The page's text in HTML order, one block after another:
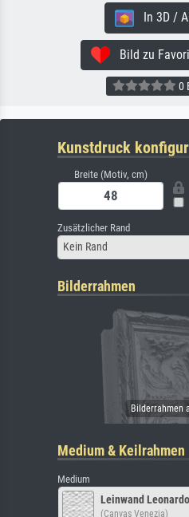
In 3D /
Bild zu
0
Kunstdruck
Breite (Motiv, cm)
Zusätzlicher Rand
Kein Rand
Bilderrahmen
Medium & Keilrahmen
Medium
Leinwand
(Canvas Venezia)